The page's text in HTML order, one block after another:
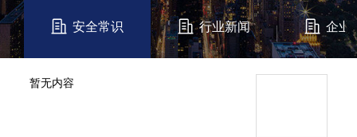
安全常识 行业新闻 企业
暂无内容